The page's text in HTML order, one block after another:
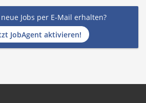
Jobs per E-Mail erhalten?
JobAgent aktivieren!